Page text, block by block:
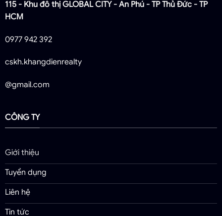
115 - Khu đô thị GLOBAL CITY - An Phú - TP Thủ Đức - TP
HCM
0977 942 392
cskh.khangdienrealty
@gmail.com
CÔNG TY
Giới thiệu
Tuyển dụng
Liên hệ
Tin tức